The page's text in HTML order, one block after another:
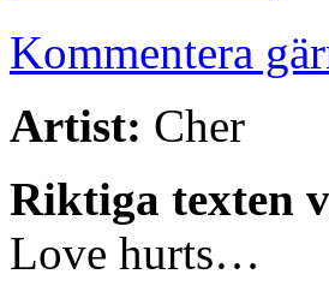
Kommentera
Artist: Cher
Riktiga texten
Love hurts…